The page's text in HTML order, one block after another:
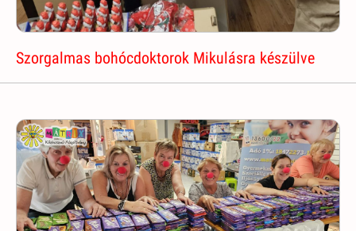
Szorgalmas bohócdoktorok Mikulásra készülve